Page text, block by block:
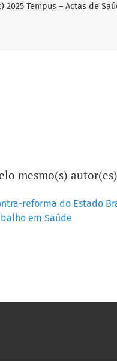
2025 Tempus – Actas de
mesmo(s) autor(es)
reforma do Estado
em Saúde